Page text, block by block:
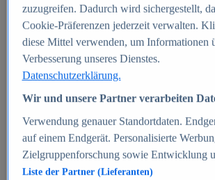
Zum Report
E-commerce
Beliebte Statistiken
Aktuelle Statistiken
E-Commerce - Entwicklung des
Deutschland 1999-2025
Umsatz von Amazon in
2010-2025
B2C-E-Commerce: Top-50 Online
Deutschland 2024
Marktanteile von Online-
Deutschland 2024
Umsatzstarke Warengruppen im
Deutschland 2023-2025
zuzugreifen. Dadurch wird sichergestellt,
Cookie-Präferenzen jederzeit verwalten.
diese Mittel verwenden, um Informationen
Verbesserung unseres Dienstes.
Datenschutzerklärung.
Wir und unsere Partner verarbeiten
Verwendung genauer Standortdaten.
auf einem Endgerät. Personalisierte
Zielgruppenforschung sowie Entwicklung
Liste der Partner (Lieferanten)